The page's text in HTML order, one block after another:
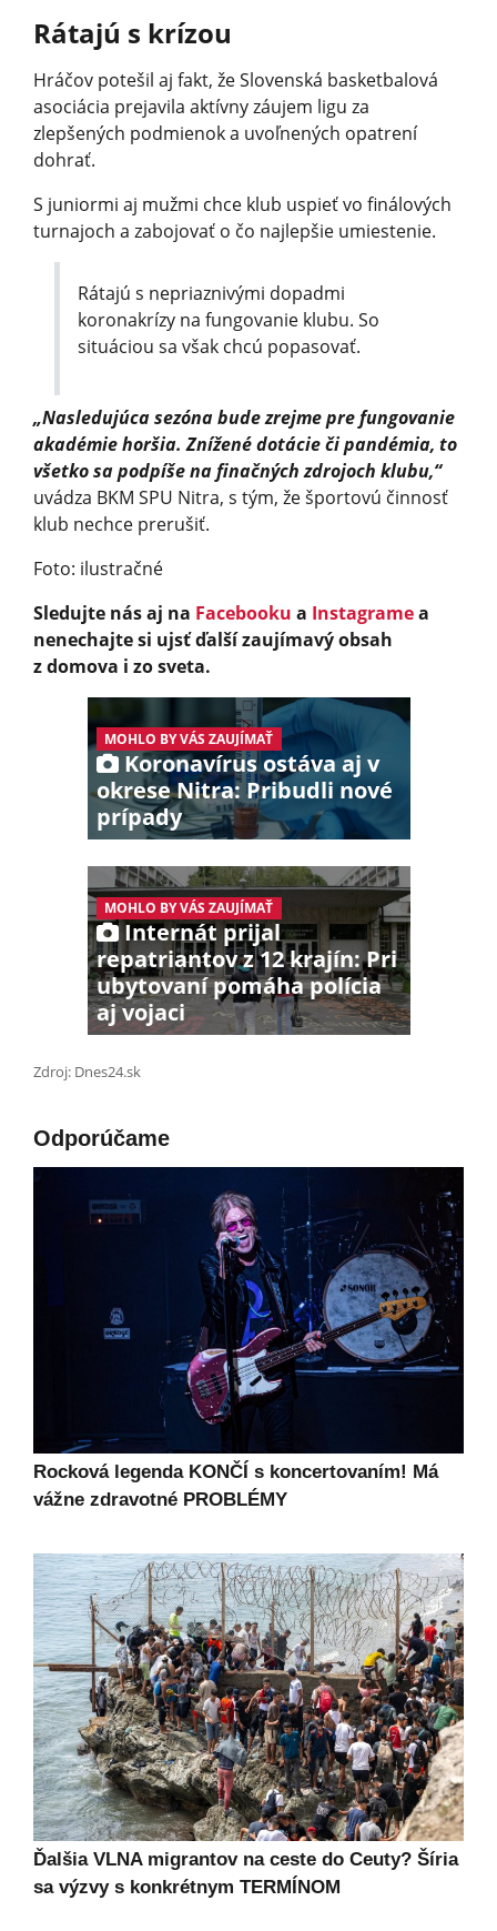
Rátajú s krízou
Hráčov potešil aj fakt, že Slovenská basketbalová
asociácia prejavila aktívny záujem ligu za
zlepšených podmienok a uvoľnených opatrení
dohrať.
S juniormi aj mužmi chce klub uspieť vo finálových
turnajoch a zabojovať o čo najlepšie umiestenie.
Rátajú s nepriaznivými dopadmi
koronakrízy na fungovanie klubu. So
situáciou sa však chcú popasovať.
„Nasledujúca sezóna bude zrejme pre fungovanie
akadémie horšia. Znížené dotácie či pandémia, to
všetko sa podpíše na finačných zdrojoch klubu,“
uvádza BKM SPU Nitra, s tým, že športovú činnosť
klub nechce prerušiť.
Foto: ilustračné
Sledujte nás aj na Facebooku a Instagramea
nenechajte si ujsť ďalší zaujímavý obsah
z domova i zo sveta.
MOHLO BY VÁS ZAUJÍMAŤ
Koronavírus ostáva aj v
okrese Nitra: Pribudli nové
prípady
MOHLO BY VÁS ZAUJÍMAŤ
Internát prijal
repatriantov z 12 krajín: Pri
ubytovaní pomáha polícia
aj vojaci
Zdroj: Dnes24.sk
Odporúčame
Rocková legenda KONČÍ s koncertovaním! Má
vážne zdravotné PROBLÉMY
Ďalšia VLNA migrantov na ceste do Ceuty? Šíria
sa výzvy s konkrétnym TERMÍNOM